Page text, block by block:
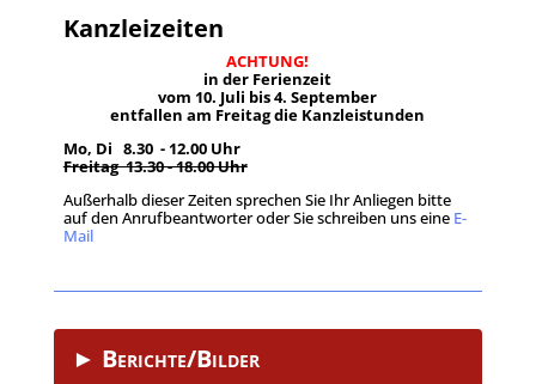
Kanzleizeiten
ACHTUNG!
in der Ferienzeit
vom 10. Juli bis 4. September
entfallen am Freitag die Kanzleistunden
Mo, Di 8.30 - 12.00 Uhr
Freitag 13.30 - 18.00 Uhr
Außerhalb dieser Zeiten sprechen Sie Ihr Anliegen bitte
auf den Anrufbeantworter oder Sie schreiben uns eine E-
Mail.
► Berichte/Bilder